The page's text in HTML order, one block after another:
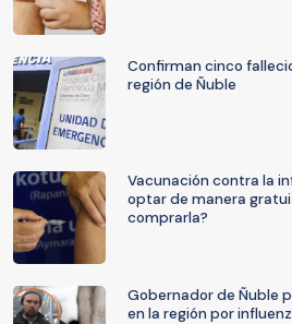
Confirman cinco
región de Ñuble
Vacunación contra la
optar de manera
comprarla?
Gobernador de Ñuble
en la región por